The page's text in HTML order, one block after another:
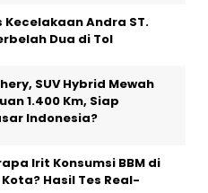
Kecelakaan Andra ST.
Dua di Tol
SUV Hybrid Mewah
1.400 Km, Siap
Indonesia?
Irit Konsumsi BBM di
Hasil Tes Real-